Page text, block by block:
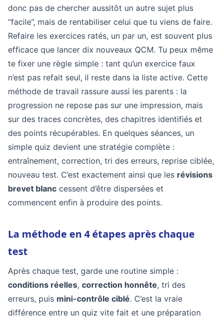
donc pas de chercher aussitôt un autre sujet plus
“facile”, mais de rentabiliser celui que tu viens de faire.
Refaire les exercices ratés, un par un, est souvent plus
efficace que lancer dix nouveaux QCM. Tu peux même
te fixer une règle simple : tant qu’un exercice faux
n’est pas refait seul, il reste dans la liste active. Cette
méthode de travail rassure aussi les parents : la
progression ne repose pas sur une impression, mais
sur des traces concrètes, des chapitres identifiés et
des points récupérables. En quelques séances, un
simple quiz devient une stratégie complète :
entraînement, correction, tri des erreurs, reprise ciblée,
nouveau test. C’est exactement ainsi que les révisions
brevet blanc cessent d’être dispersées et
commencent enfin à produire des points.
La méthode en 4 étapes après chaque
test
Après chaque test, garde une routine simple :
conditions réelles, correction honnête, tri des
erreurs, puis mini-contrôle ciblé. C’est la vraie
différence entre un quiz vite fait et une préparation